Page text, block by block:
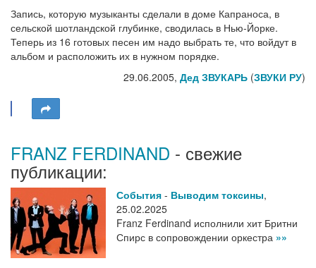
Запись, которую музыканты сделали в доме Капраноса, в
сельской шотландской глубинке, сводилась в Нью-Йорке.
Теперь из 16 готовых песен им надо выбрать те, что войдут в
альбом и расположить их в нужном порядке.
29.06.2005, Дед ЗВУКАРЬ (ЗВУКИ РУ)
FRANZ FERDINAND - свежие
публикации:
События - Выводим токсины,
25.02.2025
Franz Ferdinand исполнили хит Бритни
Спирс в сопровождении оркестра »»